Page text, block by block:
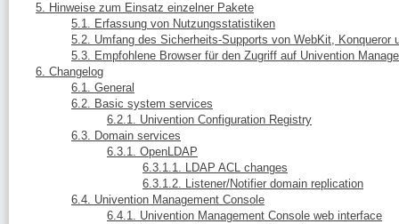
5. Hinweise zum Einsatz einzelner Pakete
5.1. Erfassung von Nutzungsstatistiken
5.2. Umfang des Sicherheits-Supports von WebKit, Konqueror
5.3. Empfohlene Browser für den Zugriff auf Univention
6. Changelog
6.1. General
6.2. Basic system services
6.2.1. Univention Configuration Registry
6.3. Domain services
6.3.1. OpenLDAP
6.3.1.1. LDAP ACL changes
6.3.1.2. Listener/Notifier domain replication
6.4. Univention Management Console
6.4.1. Univention Management Console web interface